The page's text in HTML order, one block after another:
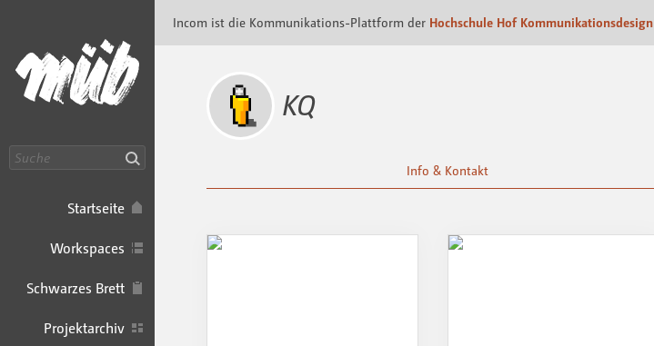
Startseite
Workspaces
Schwarzes Brett
Projektarchiv
Incom ist die Kommunikations-Plattform der Hochschule Hof Kommunikationsdesign
KQ
Info & Kontakt